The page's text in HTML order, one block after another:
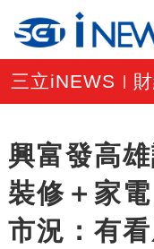
三立iNEWS
興富發高
裝修＋家
市況：有